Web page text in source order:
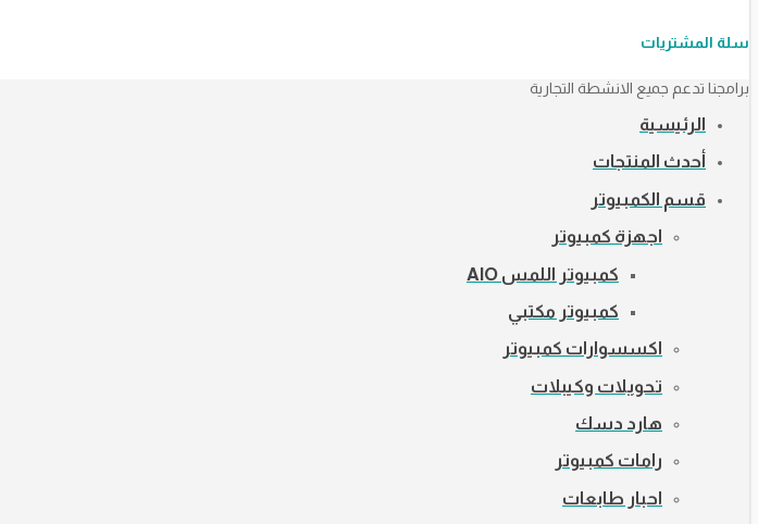
سلة المشتريات
برامجنا تدعم جميع الانشطة التجارية
الرئيسية
أحدث المنتجات
قسم الكمبيوتر
اجهزة كمبيوتر
كمبيوتر اللمس AIO
كمبيوتر مكتبي
اكسسوارات كمبيوتر
تحويلات وكيبلات
هارد دسك
رامات كمبيوتر
احبار طابعات